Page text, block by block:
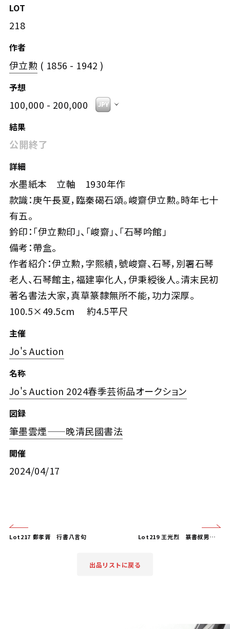
LOT
218
作者
伊立勲 ( 1856 - 1942 )
予想
100,000 - 200,000
結果
公開終了
詳細
水墨紙本 立軸 1930年作
款識：庚午長夏，臨秦碣石頌。峻齋伊立勲。時年七十
有五。
鈐印：「伊立勲印」、「峻齋」、「石琴吟館」
備考：帶盒。
作者紹介：伊立勲，字熙績，號峻齋、石琴，別署石琴
老人、石琴館主，福建寧化人，伊秉綬後人。清末民初
著名書法大家，真草篆隸無所不能，功力深厚。
100.5×49.5cm 約4.5平尺
主催
Jo's Auction
名称
Jo's Auction 2024春季芸術品オークション
図録
筆墨雲煙——晚清民國書法
開催
2024/04/17
Previous
Lot217 鄭孝胥 行書八言句 Lot219 王光烈 篆書叔男父匜文
出品リストに戻る